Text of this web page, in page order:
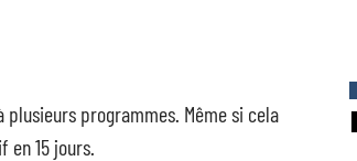
programmes. Même si cela
en 15 jours.